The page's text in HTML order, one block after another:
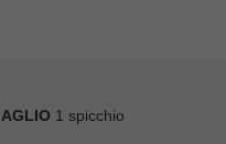
AGLIO 1 spicchio